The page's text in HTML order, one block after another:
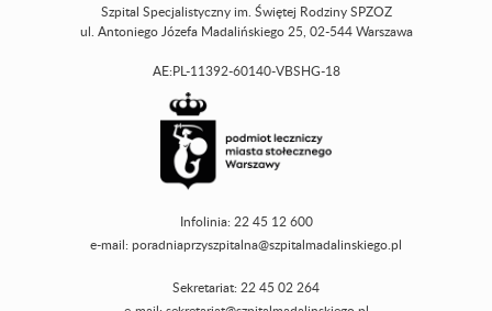
Szpital Specjalistyczny im. Świętej Rodziny SPZOZ
ul. Antoniego Józefa Madalińskiego 25, 02-544 Warszawa
AE:PL-11392-60140-VBSHG-18
Infolinia: 22 45 12 600
e-mail: poradniaprzyszpitalna@szpitalmadalinskiego.pl
Sekretariat: 22 45 02 264